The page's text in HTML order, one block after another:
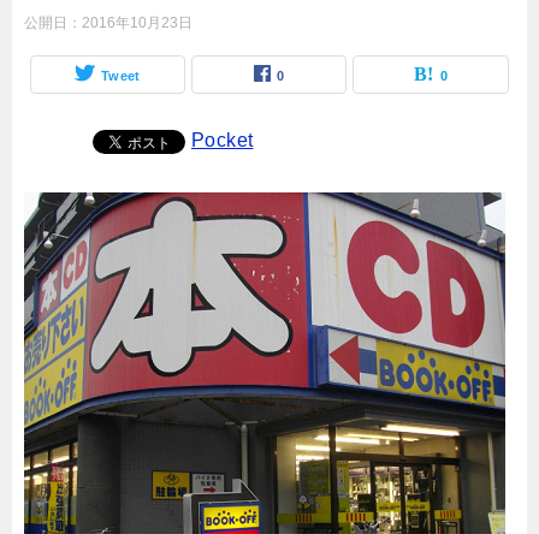
公開日： 2016年10月23日
Tweet 0 0
Pocket